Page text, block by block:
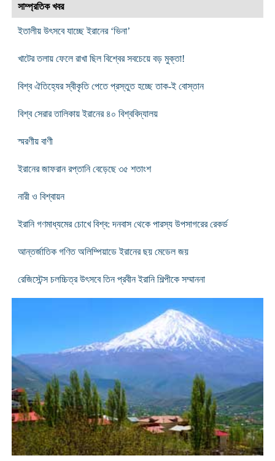
সাম্প্রতিক খবর
ইতালীয় উৎসবে যাচ্ছে ইরানের ‘ভিনা’
খাটের তলায় ফেলে রাখা ছিল বিশ্বের সবচেয়ে বড় মুক্তা!
বিশ্ব ঐতিহ্যের স্বীকৃতি পেতে প্রস্তুত হচ্ছে তাক-ই বোস্তান
বিশ্ব সেরার তালিকায় ইরানের ৪০ বিশ্ববিদ্যালয়
স্মরণীয় বাণী
ইরানের জাফরান রপ্তানি বেড়েছে ৩৫ শতাংশ
নারী ও বিশ্বায়ন
ইরানি গণমাধ্যমের চোখে বিশ্ব: দনবাস থেকে পারস্য উপসাগরের রেকর্ড
আন্তর্জাতিক গণিত অলিম্পিয়াডে ইরানের ছয় মেডেল জয়
রেজিস্টেন্স চলচ্চিত্র উৎসবে তিন প্রবীন ইরানি শিল্পীকে সম্মাননা